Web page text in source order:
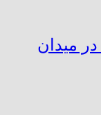
میدان